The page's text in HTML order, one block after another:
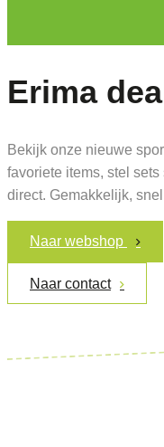
Erima
Bekijk onze nieuwe
favoriete items, stel sets
direct. Gemakkelijk,
Naar webshop
Naar contact